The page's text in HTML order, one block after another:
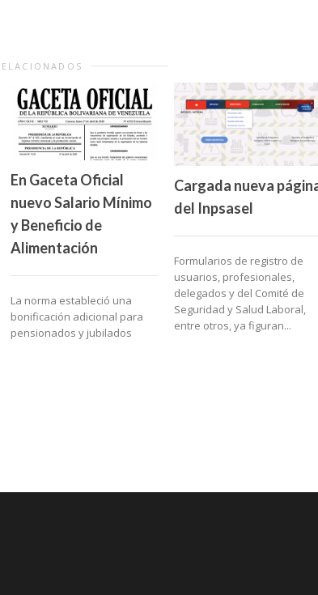
En Gaceta Oficial
nuevo Salario Mínimo
y Beneficio de
Alimentación
La norma estableció una
bonificación adicional para
pensionados y jubilados
Cargada nueva
del Inpsasel
Formularios de registro de
usuarios, profesionales,
delegados y del Comité de
Seguridad y Salud Laboral,
entre otros, ya figuran...